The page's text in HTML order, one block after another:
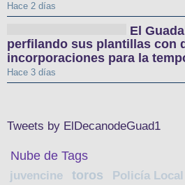
Hace 2 días
El
perfilando sus plantillas con
incorporaciones para la
Hace 3 días
Tweets by ElDecanodeGuad1
Nube de Tags
juvencine toros Policía Local